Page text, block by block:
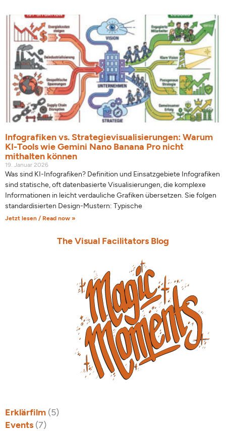
Infografiken vs. Strategievisualisierungen: Warum
KI-Tools wie Gemini Nano Banana Pro nicht
mithalten können
19. Januar 2026
Was sind KI-Infografiken? Definition und Einsatzgebiete Infografiken
sind statische, oft datenbasierte Visualisierungen, die komplexe
Informationen in leicht verdauliche Grafiken übersetzen. Sie folgen
standardisierten Design-Mustern: Typische
Jetzt lesen / Read now »
The Visual Facilitators Blog
Erklärfilm (5)
Events (7)